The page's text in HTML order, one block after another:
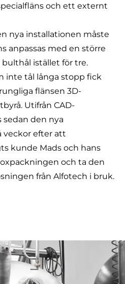
och ett externt
nya installationen måste
anpassas med en större
istället för tre.
inte tål långa stopp fick
flänsen 3D-
Utifrån CAD-
den nya
veckor efter att
kunde Mads och hans
och ta den
från Alfotech i bruk.